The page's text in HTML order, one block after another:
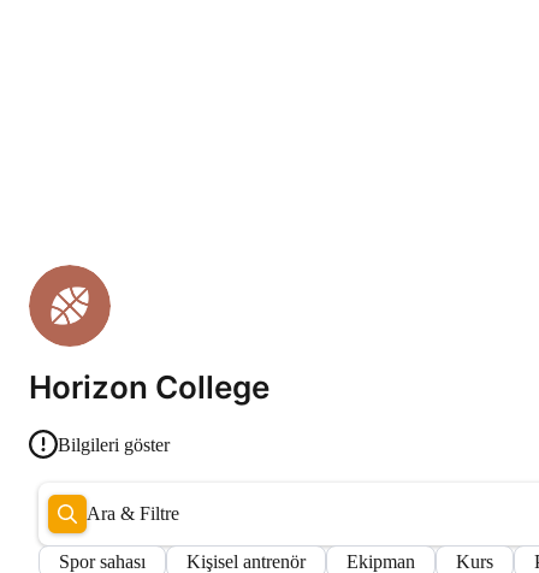
Horizon College
Bilgileri göster
Ara & Filtre
Spor sahası Kişisel antrenör Ekipman Kurs